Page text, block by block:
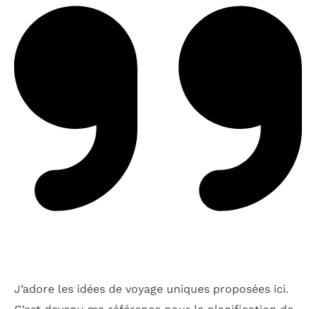
J’adore les idées de voyage uniques proposées ici.